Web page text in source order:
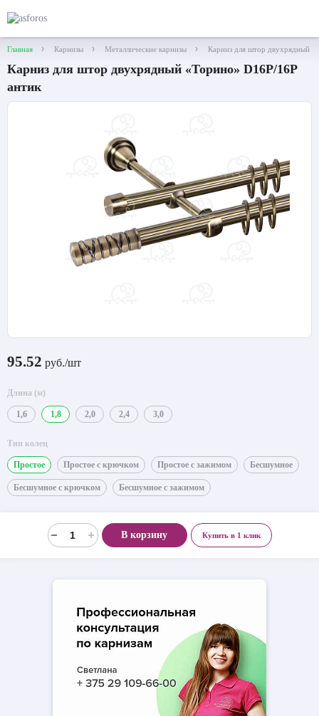
Главная Карнизы Металлические карнизы Карниз для штор двухрядный
Карниз для штор двухрядный «Торино» D16Р/16Р
антик
95.52 руб./шт
Длина (м)
1,6 1,8 2,0 2,4 3,0
Тип колец
Простое Простое с крючком Простое с зажимом Бесшумное
Бесшумное с крючком Бесшумное с зажимом
В корзину Купить в 1 клик